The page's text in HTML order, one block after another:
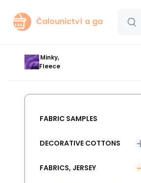
Čalounictví a ga
Minky,
Fleece
FABRIC SAMPLES
DECORATIVE COTTONS
FABRICS, JERSEY